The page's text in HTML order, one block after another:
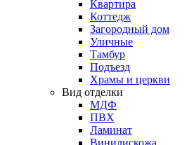
Квартира
Коттедж
Загородный дом
Уличные
Тамбур
Подъезд
Храмы и церкви
Вид отделки
МДФ
ПВХ
Ламинат